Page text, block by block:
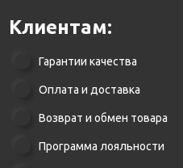
Клиентам:
Гарантии качества
Оплата и доставка
Возврат и обмен товара
Программа лояльности